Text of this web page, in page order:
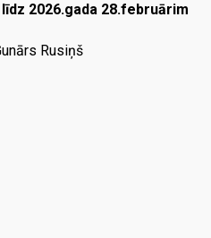
2026.gada 28.februārim
Rusiņš